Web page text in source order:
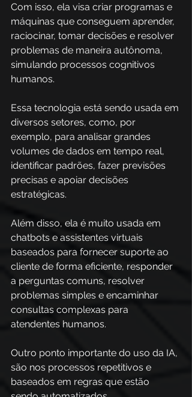
Com isso, ela visa criar programas e
máquinas que conseguem aprender,
raciocinar, tomar decisões e resolver
problemas de maneira autônoma,
simulando processos cognitivos
humanos.
Essa tecnologia está sendo usada em
diversos setores, como, por
exemplo, para analisar grandes
volumes de dados em tempo real,
identificar padrões, fazer previsões
precisas e apoiar decisões
estratégicas.
Além disso, ela é muito usada em
chatbots e assistentes virtuais
baseados para fornecer suporte ao
cliente de forma eficiente, responder
a perguntas comuns, resolver
problemas simples e encaminhar
consultas complexas para
atendentes humanos.
Outro ponto importante do uso da IA,
são nos processos repetitivos e
baseados em regras que estão